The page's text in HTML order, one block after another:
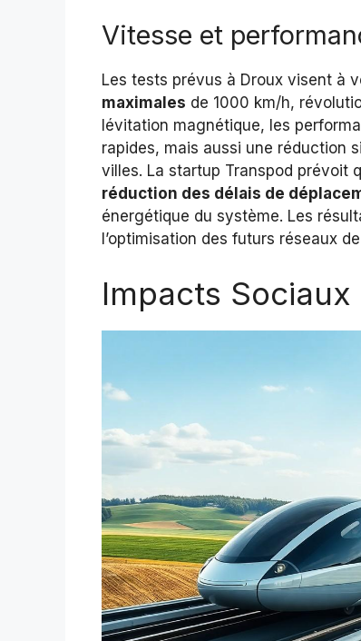
Vitesse et
Les tests prévus à Droux visent à
maximales de 1000 km/h,
lévitation magnétique, les
rapides, mais aussi une réduction
villes. La startup Transpod prévoit
réduction des délais de
énergétique du système. Les
l’optimisation des futurs réseaux
Impacts